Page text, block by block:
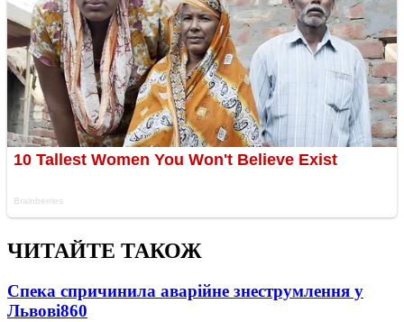
ЧИТАЙТЕ ТАКОЖ
Спека спричинила аварійне знеструмлення у
Львові860